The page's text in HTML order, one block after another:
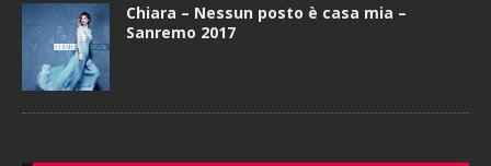
Chiara – Nessun posto è casa mia –
Sanremo 2017